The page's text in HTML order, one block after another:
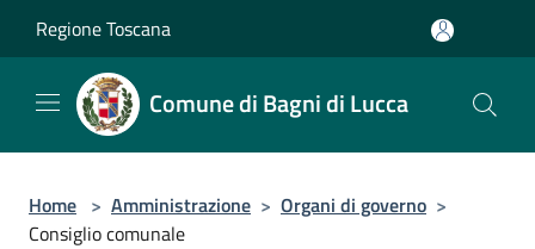
Regione Toscana
Comune di Bagni di Lucca
Home > Amministrazione > Organi di governo >
Consiglio comunale